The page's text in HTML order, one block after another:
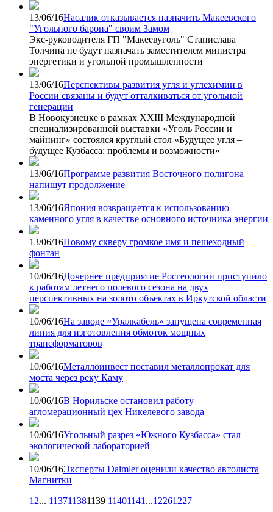
13/06/16Насалик отказывается назначить Макеевского
"Угольного барона" своим Замом
Экс-руководителя ГП "Макеевуголь" Станислава
Толчина не будут назначать заместителем министра
энергетики и угольной промышленности
13/06/16Перспективы развития угля и углехимии в
России связаны и будут отталкиваться от угольной
генерации
В Новокузнецке в рамках XXIII Международной
специализированной выставки «Уголь России и
майнинг» состоялся круглый стол «Будущее угля –
будущее Кузбасса: проблемы и возможности»
13/06/16Программе развития Восточного полигона
напишут продолжение
13/06/16Япония возвращается к использованию
каменного угля в качестве основного источника энергии
13/06/16Новому скверу громкое имя и пешеходный
фонтан
10/06/16Дочернее предприятие Росгеологии приступило
к работам летнего полевого сезона на двух
перспективных на золото объектах в Иркутской области
10/06/16На заводе «Уралкабель» запущена современная
линия для изготовления обмоток мощных
трансформаторов
10/06/16Металлоинвест поставил металлопрокат для
моста через реку Каму
10/06/16В Норильске остановил работу
агломерационный цех Никелевого завода
10/06/16Угольный разрез «Южного Кузбасса» стал
экологической лабораторией
10/06/16Эксперты Daimler оценили качество автолиста
Магнитки
1 2... 113711381139 11401141 ...12261227